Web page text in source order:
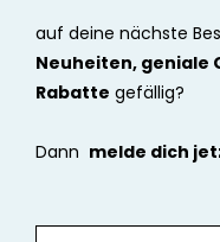
auf deine nächste
Neuheiten, geniale
Rabatte gefällig?
Dann melde dich